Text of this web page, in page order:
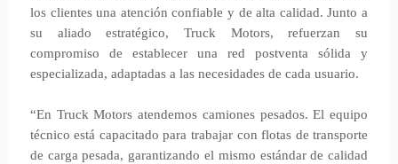
los clientes una atención confiable y de alta calidad. Junto a
su aliado estratégico, Truck Motors, refuerzan su
compromiso de establecer una red postventa sólida y
especializada, adaptadas a las necesidades de cada usuario.
“En Truck Motors atendemos camiones pesados. El equipo
técnico está capacitado para trabajar con flotas de transporte
de carga pesada, garantizando el mismo estándar de calidad